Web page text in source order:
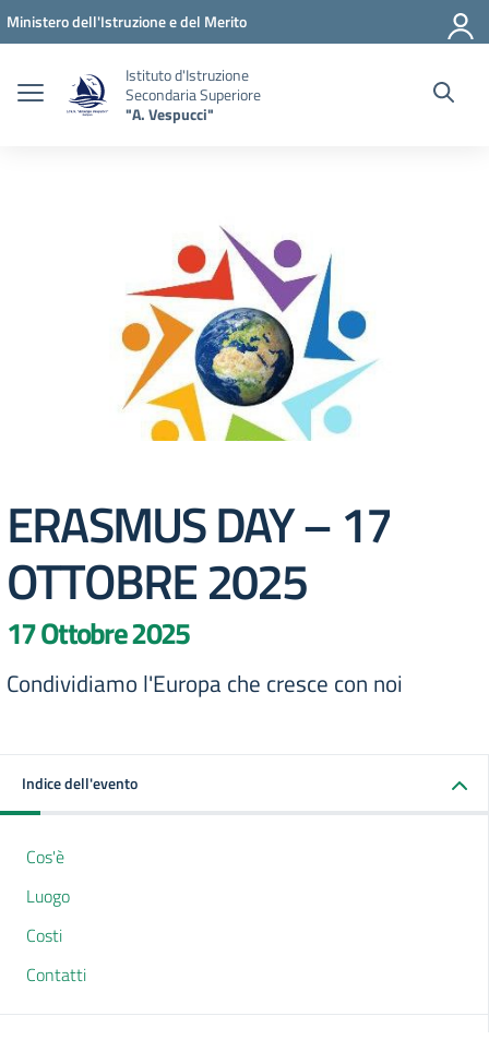
Vai ai contenuti
Vai al menu di navigazione
Vai al footer
Ministero dell'Istruzione e del Merito
Istituto d'Istruzione
Secondaria Superiore
"A. Vespucci"
ERASMUS DAY – 17
OTTOBRE 2025
17 Ottobre 2025
Condividiamo l'Europa che cresce con noi
Indice dell'evento
Cos'è
Luogo
Costi
Contatti